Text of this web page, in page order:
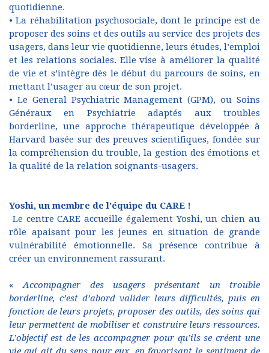
quotidienne.
• La réhabilitation psychosociale, dont le principe est de
proposer des soins et des outils au service des projets des
usagers, dans leur vie quotidienne, leurs études, l’emploi
et les relations sociales. Elle vise à améliorer la qualité
de vie et s’intègre dès le début du parcours de soins, en
mettant l’usager au cœur de son projet.
• Le General Psychiatric Management (GPM), ou Soins
Généraux en Psychiatrie adaptés aux troubles
borderline, une approche thérapeutique développée à
Harvard basée sur des preuves scientifiques, fondée sur
la compréhension du trouble, la gestion des émotions et
la qualité de la relation soignants-usagers.
Yoshi, un membre de l’équipe du CARE !
Le centre CARE accueille également Yoshi, un chien au
rôle apaisant pour les jeunes en situation de grande
vulnérabilité émotionnelle. Sa présence contribue à
créer un environnement rassurant.
«Accompagner des usagers présentant un trouble
borderline, c’est d’abord valider leurs difficultés, puis en
fonction de leurs projets, proposer des outils, des soins qui
leur permettent de mobiliser et construire leurs ressources.
L’objectif est de les accompagner pour qu’ils se créent une